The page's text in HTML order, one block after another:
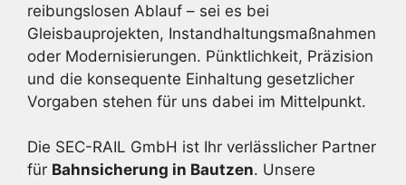
reibungslosen Ablauf – sei es bei
Gleisbauprojekten, Instandhaltungsmaßnahmen
oder Modernisierungen. Pünktlichkeit, Präzision
und die konsequente Einhaltung gesetzlicher
Vorgaben stehen für uns dabei im Mittelpunkt.
Die SEC-RAIL GmbH ist Ihr verlässlicher Partner
für Bahnsicherung in Bautzen. Unsere